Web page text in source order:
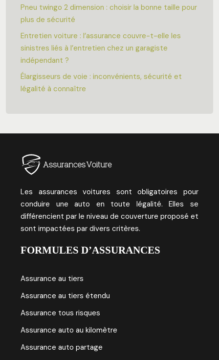
Pneu twingo 2 dimension : choisir la bonne taille pour
plus de sécurité
Entretien voiture : l’assurance couvre-t-elle les
sinistres liés à l’entretien chez un garagiste
indépendant ?
Élargisseurs de voie : inconvénients, sécurité et
légalité à connaître
Les assurances voitures sont obligatoires pour
conduire une auto en toute légalité. Elles se
différencient par le niveau de couverture proposé et
sont impactées par divers critères.
FORMULES D’ASSURANCES
Assurance au tiers
Assurance au tiers étendu
Assurance tous risques
Assurance auto au kilomètre
Assurance auto partage